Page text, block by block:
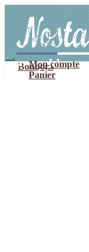
navigation
contenu
Mon compte
Panier
Bonbons